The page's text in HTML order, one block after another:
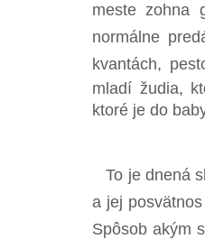
meste
normálne
kvantách,
mladí žudia,
ktoré je do
To je dnená
a jej
Spôsob akým